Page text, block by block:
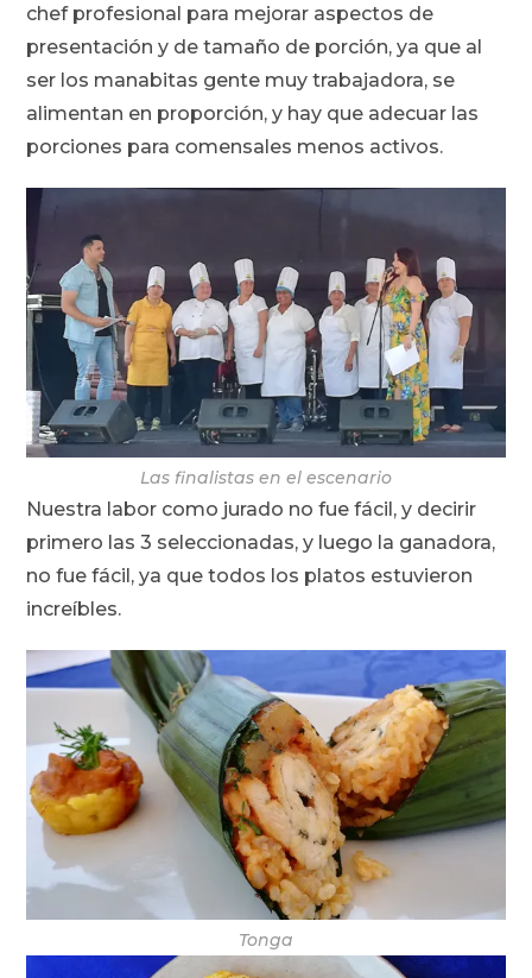
chef profesional para mejorar aspectos de
presentación y de tamaño de porción, ya que al
ser los manabitas gente muy trabajadora, se
alimentan en proporción, y hay que adecuar las
porciones para comensales menos activos.
Las finalistas en el escenario
Nuestra labor como jurado no fue fácil, y decirir
primero las 3 seleccionadas, y luego la ganadora,
no fue fácil, ya que todos los platos estuvieron
increíbles.
Tonga